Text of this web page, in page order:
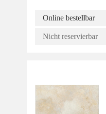
Online bestellbar
Nicht reservierbar